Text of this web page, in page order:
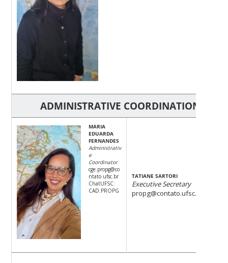
ADMINISTRATIVE COORDINATION
MARIA
EDUARDA
FERNANDES
Administrativ
e
Coordinator
cge.propg@co
ntato.ufsc.br
ChatUFSC:
CAD.PROPG
TATIANE SARTORI
Executive Secretary
propg@contato.ufsc.br